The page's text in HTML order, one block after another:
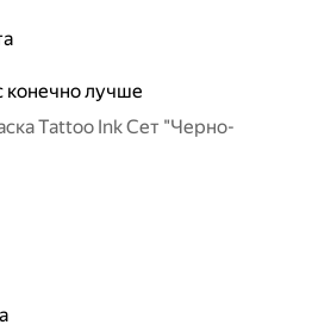
лучше
Tattoo Ink Сет "Черно-